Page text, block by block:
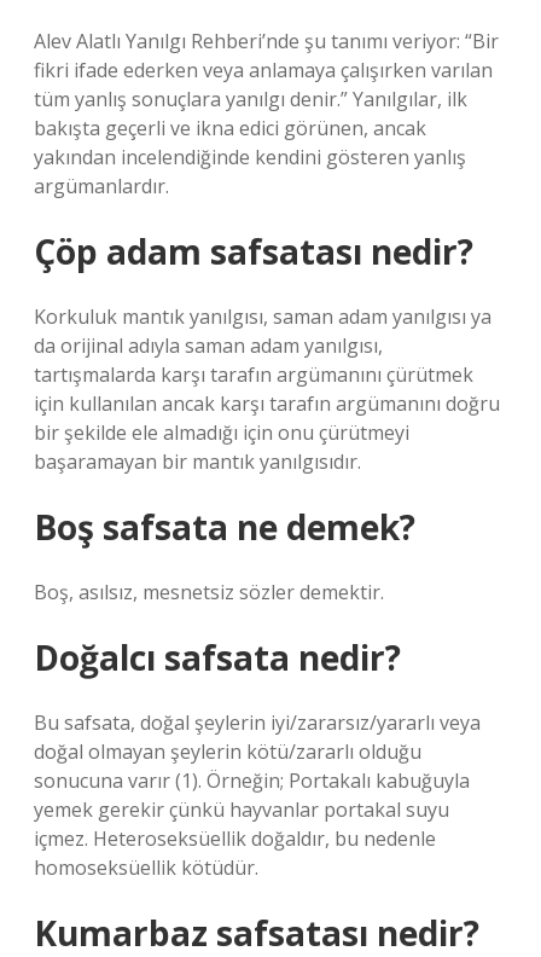
Alev Alatlı Yanılgı Rehberi’nde şu tanımı veriyor: “Bir
fikri ifade ederken veya anlamaya çalışırken varılan
tüm yanlış sonuçlara yanılgı denir.” Yanılgılar, ilk
bakışta geçerli ve ikna edici görünen, ancak
yakından incelendiğinde kendini gösteren yanlış
argümanlardır.
Çöp adam safsatası nedir?
Korkuluk mantık yanılgısı, saman adam yanılgısı ya
da orijinal adıyla saman adam yanılgısı,
tartışmalarda karşı tarafın argümanını çürütmek
için kullanılan ancak karşı tarafın argümanını doğru
bir şekilde ele almadığı için onu çürütmeyi
başaramayan bir mantık yanılgısıdır.
Boş safsata ne demek?
Boş, asılsız, mesnetsiz sözler demektir.
Doğalcı safsata nedir?
Bu safsata, doğal şeylerin iyi/zararsız/yararlı veya
doğal olmayan şeylerin kötü/zararlı olduğu
sonucuna varır (1). Örneğin; Portakalı kabuğuyla
yemek gerekir çünkü hayvanlar portakal suyu
içmez. Heteroseksüellik doğaldır, bu nedenle
homoseksüellik kötüdür.
Kumarbaz safsatası nedir?